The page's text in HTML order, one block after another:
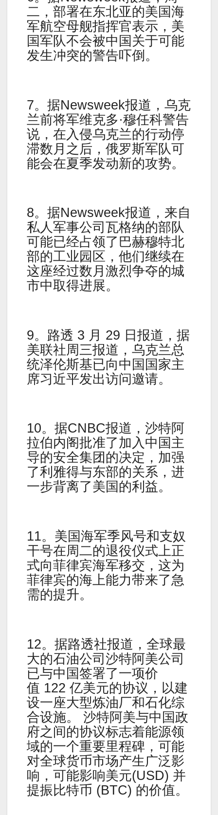
二，部署在东北亚的美国海
军航空母舰指挥官表示，美
国军队不会被中国关于可能
发生冲突的警告吓倒。
7。据Newsweek报道，乌克
兰前将军维克多·穆任科警告
说，在入侵乌克兰的行动停
滞数月之后，俄罗斯军队可
能会在夏季发动新的攻势。
8。据Newsweek报道，来自
私人军事公司瓦格纳的部队
可能已经占领了巴赫穆特北
部的工业园区，他们继续在
这座经过数月激烈争夺的城
市中取得进展。
9。路透 3 月 29 日报道，据
美联社周三报道，乌克兰总
统泽伦斯基已向中国国家主
席习近平发出访问邀请。
10。据CNBC报道，沙特阿
拉伯内阁批准了加入中国主
导的安全集团的决定，加强
了利雅得与东部的关系，进
一步背离了美国的利益。
11。美国海军季风号和支奴
干号在周二的退役仪式上正
式向菲律宾海军移交，这为
菲律宾的海上能力带来了急
需的提升。
12。据路透社报道，全球最
大的石油公司沙特阿美公司
已与中国签署了一项价
值 122 亿美元的协议，以建
设一座大型炼油厂和石化综
合设施。 沙特阿美与中国政
府之间的协议标志着能源领
域的一个重要里程碑，可能
对全球货币市场产生广泛影
响，可能影响美元(USD) 并
提振比特币 (BTC) 的价值。